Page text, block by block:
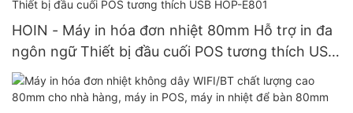
HOIN - Máy in hóa đơn nhiệt 80mm Hỗ trợ in đa
ngôn ngữ Thiết bị đầu cuối POS tương thích USB
HOP-E801